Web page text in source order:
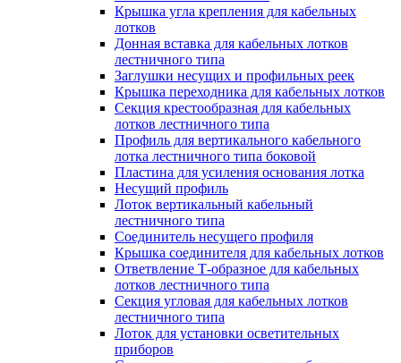
Крышка угла крепления для кабельных
лотков
Донная вставка для кабельных лотков
лестничного типа
Заглушки несущих и профильных реек
Крышка переходника для кабельных лотков
Секция крестообразная для кабельных
лотков лестничного типа
Профиль для вертикального кабельного
лотка лестничного типа боковой
Пластина для усиления основания лотка
Несущий профиль
Лоток вертикальный кабельный
лестничного типа
Соединитель несущего профиля
Крышка соединителя для кабельных лотков
Ответвление Т-образное для кабельных
лотков лестничного типа
Секция угловая для кабельных лотков
лестничного типа
Лоток для установки осветительных
приборов